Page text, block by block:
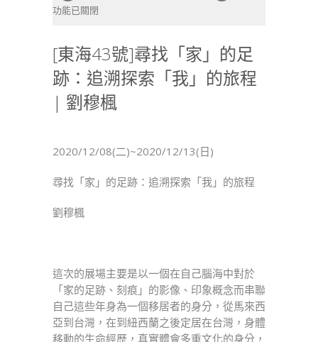
號]
尋
找
溯
旅
程
|
劉
穆
功能已關閉
[東海43號]尋找「家」的足
跡：追溯探索「我」的旅程
| 劉穆楓
2020/12/08(二)~2020/12/13(日)
尋找「家」的足跡：追溯探索「我」的旅程
劉穆楓
這次的展場主要是以一個在自己腦海中對於
「家的足跡、刻痕」的影像、印象概念而串聯
自己這些年身為一個移居者的身分，從馬來西
亞到台灣，在到紐西蘭之後定居在台灣，身體
移動的生命經歷，真實體會多重文化的身分，